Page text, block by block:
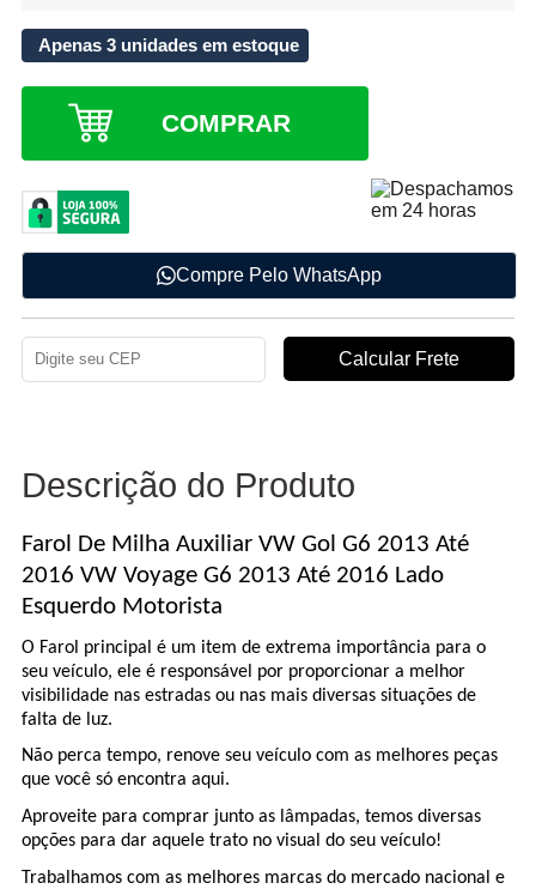
Apenas 3 unidades em estoque
COMPRAR
Compre Pelo WhatsApp
Descrição do Produto
Farol De Milha Auxiliar VW Gol G6 2013 Até
2016 VW Voyage G6 2013 Até 2016 Lado
Esquerdo Motorista
O Farol principal é um item de extrema importância para o
seu veículo, ele é responsável por proporcionar a melhor
visibilidade nas estradas ou nas mais diversas situações de
falta de luz.
Não perca tempo, renove seu veículo com as melhores peças
que você só encontra aqui.
Aproveite para comprar junto as lâmpadas, temos diversas
opções para dar aquele trato no visual do seu veículo!
Trabalhamos com as melhores marcas do mercado nacional e